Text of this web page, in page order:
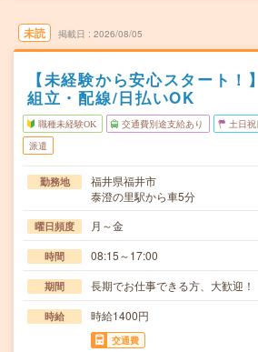
未読 掲載日 2026/08/05
【未経験から安心スタート！
組立・配線/日払いOK
職種未経験OK 交通費別途支給あり 土日
派遣
勤務地
福井県福井市
泰澄の里駅から車5分
曜日頻度 月～金
時間 08:15～17:00
期間 長期でお仕事できる方、大歓迎！
時給 時給1400円
交通費